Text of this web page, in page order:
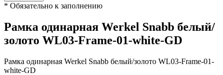
* Обязательно к заполнению
Рамка одинарная Werkel Snabb белый/
золото WL03-Frame-01-white-GD
Рамка одинарная Werkel Snabb белый/золото WL03-Frame-01-
white-GD